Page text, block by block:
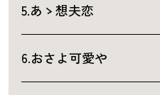
5.あゝ想夫恋
6.おさよ可愛や